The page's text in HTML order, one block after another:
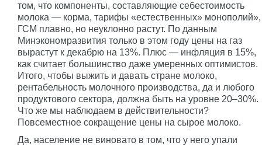
том, что компоненты, составляющие себестоимость
молока — корма, тарифы «естественных» монополий»,
ГСМ плавно, но неуклонно растут. По данным
Минэкономразвития только в этом году цены на газ
вырастут к декабрю на 13%. Плюс — инфляция в 15%,
как считает большинство даже умеренных оптимистов.
Итого, чтобы выжить и давать стране молоко,
рентабельность молочного производства, да и любого
продуктового сектора, должна быть на уровне 20–30%.
Что же мы наблюдаем в действительности?
Повсеместное сокращение цены на сырое молоко.
Да, население не виновато в том, что у него упали